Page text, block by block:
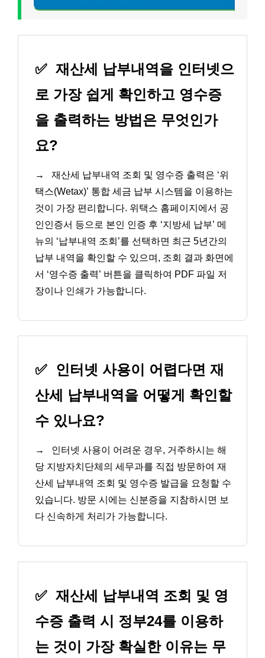
✅ 재산세 납부내역을 인터넷으
로 가장 쉽게 확인하고 영수증
을 출력하는 방법은 무엇인가
요?
→
재산세 납부내역 조회 및 영수증 출력은 ‘위
택스(Wetax)’ 통합 세금 납부 시스템을 이용하는
것이 가장 편리합니다. 위택스 홈페이지에서 공
인인증서 등으로 본인 인증 후 ‘지방세 납부’ 메
뉴의 ‘납부내역 조회’를 선택하면 최근 5년간의
납부 내역을 확인할 수 있으며, 조회 결과 화면에
서 ‘영수증 출력’ 버튼을 클릭하여 PDF 파일 저
장이나 인쇄가 가능합니다.
✅
인터넷 사용이 어렵다면 재
산세 납부내역을 어떻게 확인할
수 있나요?
→
인터넷 사용이 어려운 경우, 거주하시는 해
당 지방자치단체의 세무과를 직접 방문하여 재
산세 납부내역 조회 및 영수증 발급을 요청할 수
있습니다. 방문 시에는 신분증을 지참하시면 보
다 신속하게 처리가 가능합니다.
✅ 재산세 납부내역 조회 및 영
수증 출력 시 정부24를 이용하
는 것이 가장 확실한 이유는 무